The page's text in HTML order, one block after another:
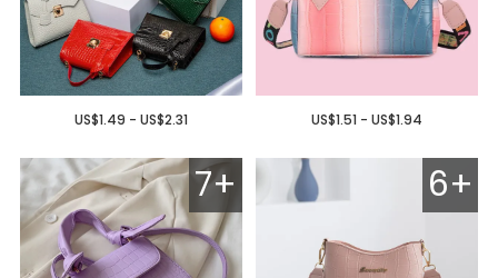
US$1.49 - US$2.31 US$1.51 - US$1.94
7+ 6+